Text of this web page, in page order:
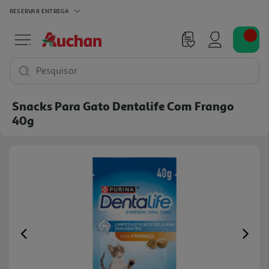
RESERVAR ENTREGA
Pesquisar
Snacks Para Gato Dentalife Com Frango
40g
Previous